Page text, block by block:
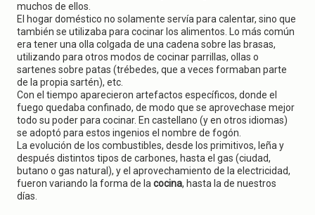
muchos de ellos.
El hogar doméstico no solamente servía para calentar, sino que
también se utilizaba para cocinar los alimentos. Lo más común
era tener una olla colgada de una cadena sobre las brasas,
utilizando para otros modos de cocinar parrillas, ollas o
sartenes sobre patas (trébedes, que a veces formaban parte
de la propia sartén), etc.
Con el tiempo aparecieron artefactos específicos, donde el
fuego quedaba confinado, de modo que se aprovechase mejor
todo su poder para cocinar. En castellano (y en otros idiomas)
se adoptó para estos ingenios el nombre de fogón.
La evolución de los combustibles, desde los primitivos, leña y
después distintos tipos de carbones, hasta el gas (ciudad,
butano o gas natural), y el aprovechamiento de la electricidad,
fueron variando la forma de la cocina, hasta la de nuestros
días.